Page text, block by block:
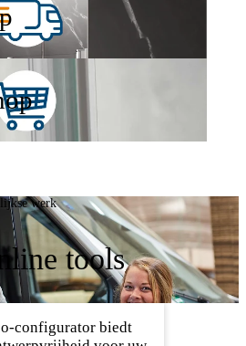
werk
tools
configurator biedt